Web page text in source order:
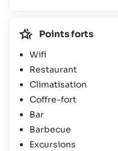
Points forts
Wifi
Restaurant
Climatisation
Coffre-fort
Bar
Barbecue
Excursions